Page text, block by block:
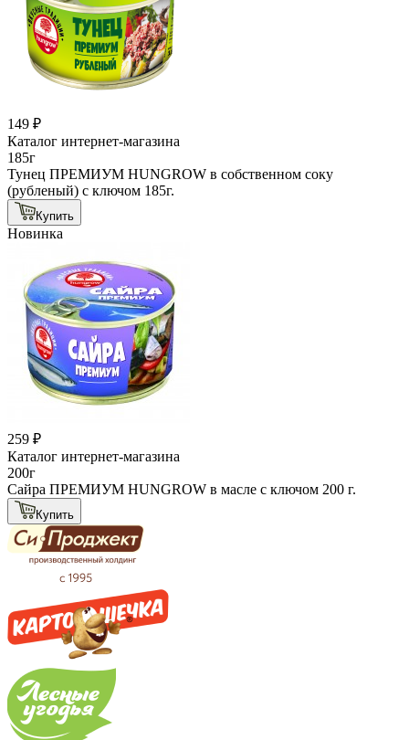
149 ₽
Каталог интернет-магазина
185г
Тунец ПРЕМИУМ HUNGROW в собственном соку
(рубленый) с ключом 185г.
Купить
Новинка
259 ₽
Каталог интернет-магазина
200г
Сайра ПРЕМИУМ HUNGROW в масле с ключом 200 г.
Купить